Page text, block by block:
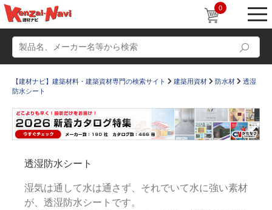
0
すまいリング 設計士インタビュー
【建材ナビ】建築材料・建築資材専門の検索サイト 建築用資材 防水材
透湿
防水シート
透湿防水シート
湿気は通して水は通さず、それでいて水に強い素材
が、透湿防水シートです。